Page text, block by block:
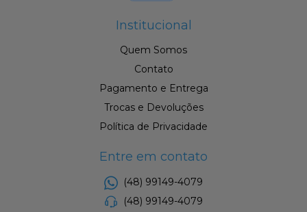
Institucional
Quem Somos
Contato
Pagamento e Entrega
Trocas e Devoluções
Política de Privacidade
Entre em contato
(48) 99149-4079
(48) 99149-4079